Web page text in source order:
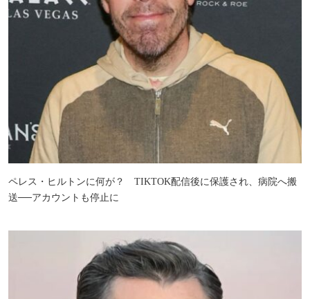
ペレス・ヒルトンに何が？ TIKTOK配信後に保護され、病院へ搬
送──アカウントも停止に